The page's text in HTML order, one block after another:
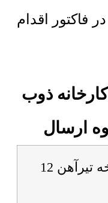
فاکتور اقدام
ذوب
ارسال
10 شاخه تیرآهن 12